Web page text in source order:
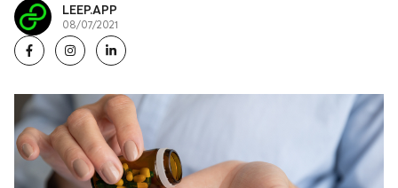
LEEP.APP
08/07/2021